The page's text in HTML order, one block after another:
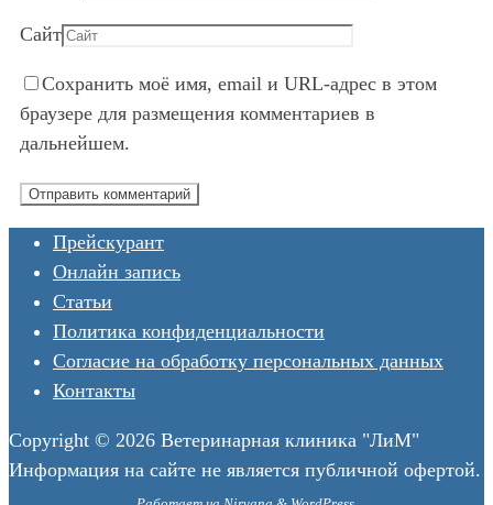
Сайт
Сохранить моё имя, email и URL-адрес в этом
браузере для размещения комментариев в
дальнейшем.
Прейскурант
Онлайн запись
Статьи
Политика конфиденциальности
Согласие на обработку персональных данных
Контакты
Copyright © 2026 Ветеринарная клиника "ЛиМ"
Информация на сайте не является публичной офертой.